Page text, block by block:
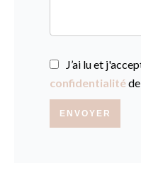
J’ai lu et
confidentialité
ENVOYER